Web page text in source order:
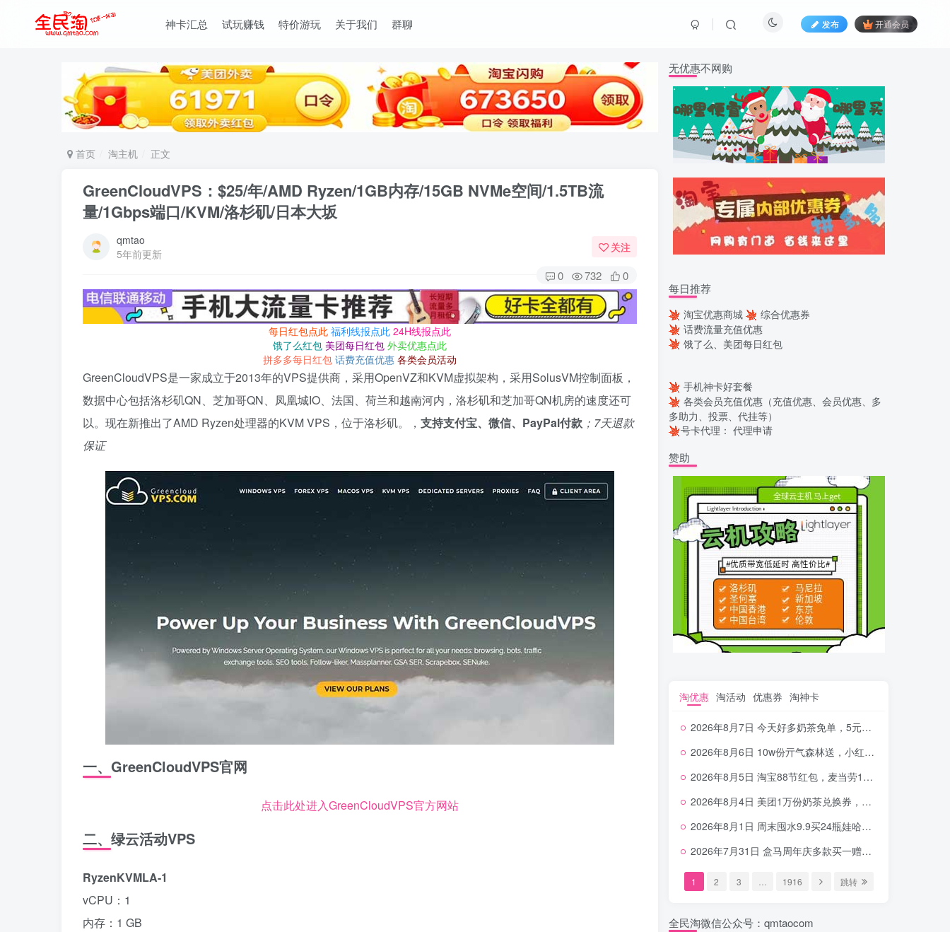
神卡汇总 试玩赚钱 特价游玩 关于我们 群聊 发布 开通会员
首页 淘主机 正文
GreenCloudVPS：$25/年/AMD Ryzen/1GB内存/15GB NVMe空间/1.5TB流
量/1Gbps端口/KVM/洛杉矶/日本大坂
qmtao
5年前更新
关注
0 732 0
每日红包点此 福利线报点此 24H线报点此
饿了么红包 美团每日红包 外卖优惠点此
拼多多每日红包 话费充值优惠 各类会员活动
GreenCloudVPS是一家成立于2013年的VPS提供商，采用OpenVZ和KVM虚拟架构，采用SolusVM控制面板，
数据中心包括洛杉矶QN、芝加哥QN、凤凰城IO、法国、荷兰和越南河内，洛杉矶和芝加哥QN机房的速度还可
以。现在新推出了AMD Ryzen处理器的KVM VPS，位于洛杉矶。， 支持支付宝、微信、PayPal付款 ；7天退款
保证
一、GreenCloudVPS官网
点击此处进入GreenCloudVPS官方网站
二、绿云活动VPS
RyzenKVMLA-1
vCPU：1
内存：1 GB
无优惠不网购
每日推荐
淘宝优惠商城
综合优惠券
话费流量充值优惠
饿了么、美团每日红包
手机神卡好套餐
各类会员充值优惠（充值优惠、会员优惠、多
多助力、投票、代挂等）
号卡代理： 代理申请
赞助
淘优惠 淘活动 优惠券 淘神卡
2026年8月7日 今天好多奶茶免单，5元农行省钱卡，京东抢0.01沪上，邮储5.88元等
2026年8月6日 10w份亓气森林送，小红书12元无门槛，中行电费30-10，0元柠檬水+0撸汉堡等
2026年8月5日 淘宝88节红包，麦当劳150万份柠檬水，三万份瑞幸免单，霸王9万份0.01券等
2026年8月4日 美团1万份奶茶兑换券，农行5E卡，中行支付超给利，美团领18个冰激凌，小米每天领2-6元等等
2026年8月1日 周末囤水9.9买24瓶娃哈哈，建行100元京东券，移动5元话费，麦当劳甜筒，交行立减金等
2026年7月31日 盒马周年庆多款买一赠一，饿了么拆红包，建行30立减金，农行领10元刷卡金等
1 2 3 1916 跳转
全民淘微信公众号：qmtaocom